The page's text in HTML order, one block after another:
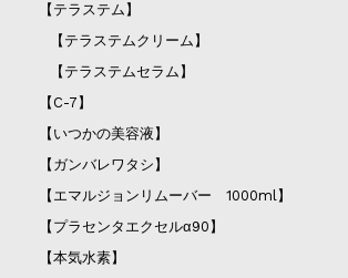
【テラステム】
【テラステムクリーム】
【テラステムセラム】
【C-7】
【いつかの美容液】
【ガンバレワタシ】
【エマルジョンリムーバー 1000ml】
【プラセンタエクセルα90】
【本気水素】